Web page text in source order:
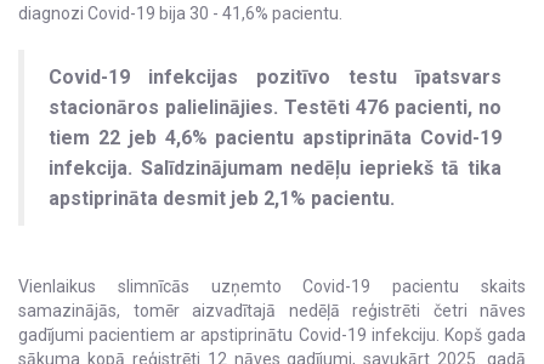
diagnozi Covid-19 bija 30 - 41,6% pacientu.
Covid-19 infekcijas pozitīvo testu īpatsvars
stacionāros palielinājies. Testēti 476 pacienti, no
tiem 22 jeb 4,6% pacientu apstiprināta Covid-19
infekcija. Salīdzinājumam nedēļu iepriekš tā tika
apstiprināta desmit jeb 2,1% pacientu.
Vienlaikus slimnīcās uzņemto Covid-19 pacientu skaits
samazinājās, tomēr aizvadītajā nedēļā reģistrēti četri nāves
gadījumi pacientiem ar apstiprinātu Covid-19 infekciju. Kopš gada
sākuma kopā reģistrēti 12 nāves gadījumi, savukārt 2025. gadā